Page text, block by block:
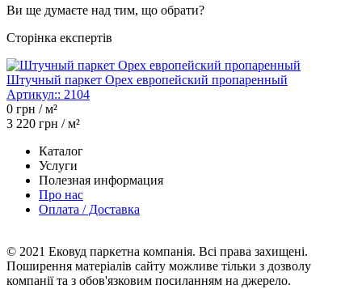
Ви ще думаєте над тим, що обрати?
Сторінка експертів
Штучный паркет Орех европейский пропаренный
Артикул:: 2104
0 грн / м²
3 220 грн / м²
Каталог
Услуги
Полезная информация
Про нас
Оплата / Доставка
© 2021 Ековуд паркетна компанія. Всі права захищені.
Поширення матеріалів сайту можливе тільки з дозволу
компанії та з обов'язковим посиланням на джерело.